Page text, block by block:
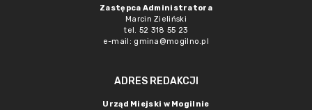
Zastępca Administratora
Marcin Zieliński
tel. 52 318 55 23
e-mail: gmina@mogilno.pl
ADRES REDAKCJI
Urząd Miejski w Mogilnie